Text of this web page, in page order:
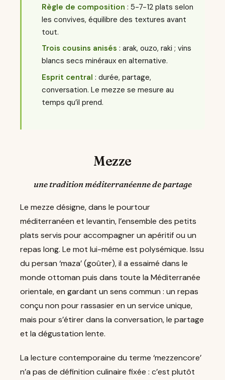
Règle de composition : 5-7-12 plats selon
les convives, équilibre des textures avant
tout.
Trois cousins anisés : arak, ouzo, raki ; vins
blancs secs minéraux en alternative.
Esprit central : durée, partage,
conversation. Le mezze se mesure au
temps qu’il prend.
Mezze
une tradition méditerranéenne de partage
Le mezze désigne, dans le pourtour
méditerranéen et levantin, l’ensemble des petits
plats servis pour accompagner un apéritif ou un
repas long. Le mot lui-même est polysémique. Issu
du persan ‘maza’ (goûter), il a essaimé dans le
monde ottoman puis dans toute la Méditerranée
orientale, en gardant un sens commun : un repas
conçu non pour rassasier en un service unique,
mais pour s’étirer dans la conversation, le partage
et la dégustation lente.
La lecture contemporaine du terme ‘mezzencore’
n’a pas de définition culinaire fixée : c’est plutôt